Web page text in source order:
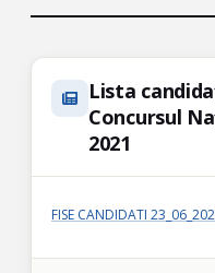
Lista
Concursul
2021
FISE CANDIDATI